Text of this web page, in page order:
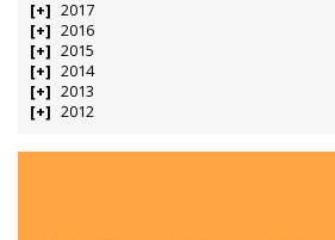
2017
2016
2015
2014
2013
2012